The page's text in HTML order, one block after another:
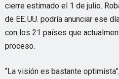
cierre estimado el 1 de julio.
de EE. UU. podría anunciar ese
con los 21 países que
proceso.
“La visión es bastante